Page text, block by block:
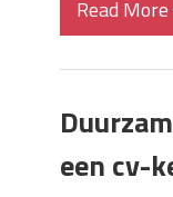
Read More
een cv-